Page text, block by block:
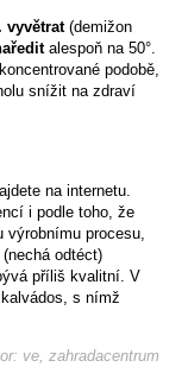
vyvětrat(demižon
alespoň na 50°.
podobě,
snížit na zdraví
na internetu.
i podle toho, že
výrobnímu procesu,
odtéct)
příliš kvalitní. V
s nímž
ve, zahradacentrum